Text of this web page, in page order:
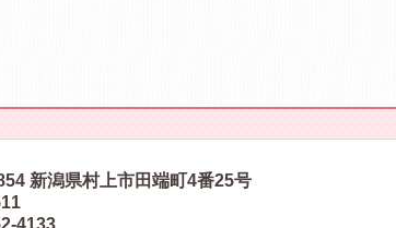
新潟県村上市田端町4番25号
4133